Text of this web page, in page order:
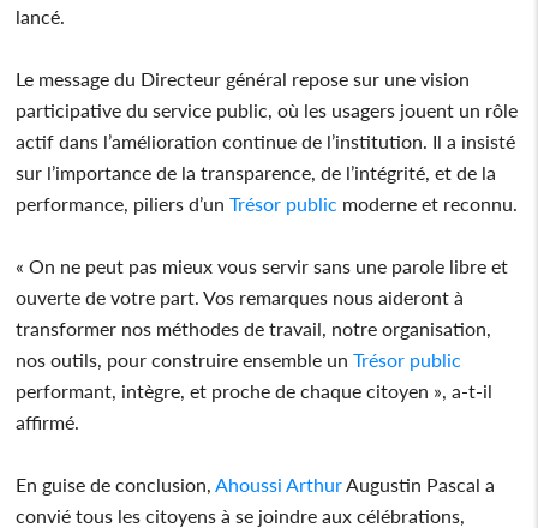
lancé.
Le message du Directeur général repose sur une vision
participative du service public, où les usagers jouent un rôle
actif dans l’amélioration continue de l’institution. Il a insisté
sur l’importance de la transparence, de l’intégrité, et de la
performance, piliers d’unTrésor public moderne et reconnu.
« On ne peut pas mieux vous servir sans une parole libre et
ouverte de votre part. Vos remarques nous aideront à
transformer nos méthodes de travail, notre organisation,
nos outils, pour construire ensemble unTrésor public
performant, intègre, et proche de chaque citoyen », a-t-il
affirmé.
En guise de conclusion, Ahoussi Arthur Augustin Pascal a
convié tous les citoyens à se joindre aux célébrations,